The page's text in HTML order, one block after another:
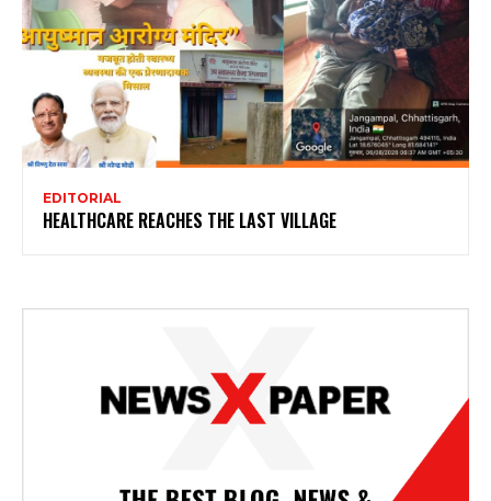
EDITORIAL
HEALTHCARE REACHES THE LAST VILLAGE